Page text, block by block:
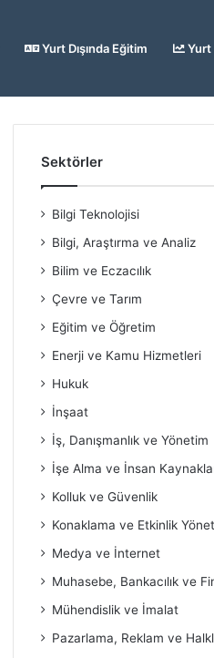
Yurt Dışında Eğitim Yurt
Sektörler
Bilgi Teknolojisi
Bilgi, Araştırma ve Analiz
Bilim ve Eczacılık
Çevre ve Tarım
Eğitim ve Öğretim
Enerji ve Kamu Hizmetleri
Hukuk
İnşaat
İş, Danışmanlık ve Yönetim
İşe Alma ve İnsan
Kolluk ve Güvenlik
Konaklama ve Etkinlik
Medya ve İnternet
Muhasebe, Bankacılık ve
Mühendislik ve İmalat
Pazarlama, Reklam ve